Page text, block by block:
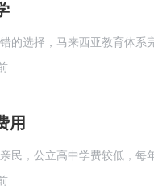
的选择，马来西亚教育体系
用
民，公立高中学费较低，每